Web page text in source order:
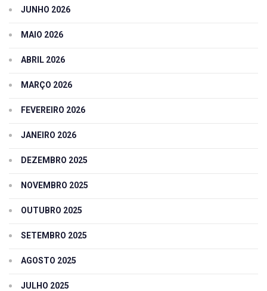
JUNHO 2026
MAIO 2026
ABRIL 2026
MARÇO 2026
FEVEREIRO 2026
JANEIRO 2026
DEZEMBRO 2025
NOVEMBRO 2025
OUTUBRO 2025
SETEMBRO 2025
AGOSTO 2025
JULHO 2025